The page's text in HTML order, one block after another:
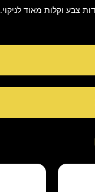
צבע וקלות מאוד לניקוי.